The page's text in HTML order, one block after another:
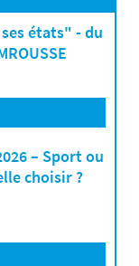
états" - du
– Sport ou
choisir ?